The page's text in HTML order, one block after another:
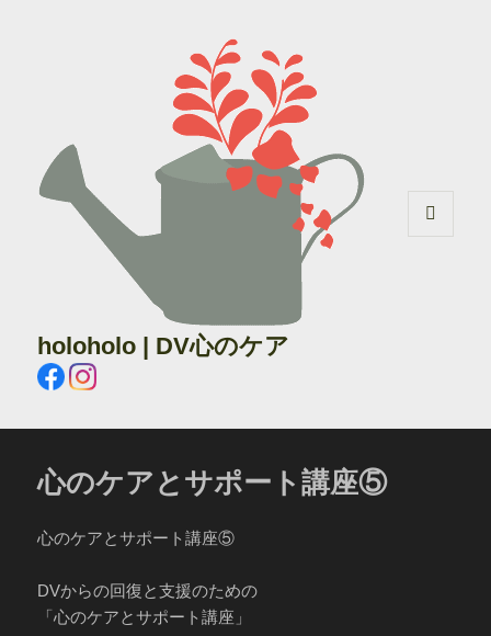
holoholo | DV心のケア
心のケアとサポート講座⑤
心のケアとサポート講座⑤
DVからの回復と支援のための
「心のケアとサポート講座」